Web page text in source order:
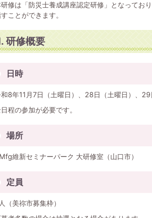
修は「防災士養成講座認定研修」となってお
ことができます。
研修概要
日時
8年11月7日（土曜日）、28日（土曜日）、
程の参加が必要です。
場所
維新セミナーパーク 大研修室（山口市）
定員
（美祢市募集枠）